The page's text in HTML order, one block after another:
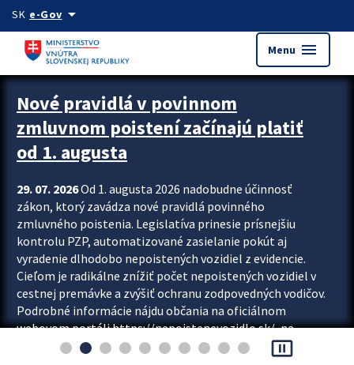
Preskocit na hlavný obsah
SK e-Govarrow_drop_down
Menu menu
Zastavit automatický posun upútavok
Nové pravidlá v povinnom
zmluvnom poistení začínajú platiť
od 1. augusta
29. 07. 2026Od 1. augusta 2026 nadobudne účinnosť
zákon, ktorý zavádza nové pravidlá povinného
zmluvného poistenia. Legislatíva prinesie prísnejšiu
kontrolu PZP, automatizované zasielanie pokút aj
vyradenie dlhodobo nepoistených vozidiel z evidencie.
Cieľom je radikálne znížiť počet nepoistených vozidiel v
cestnej premávke a zvýšiť ochranu zodpovedných vodičov.
Podrobné informácie nájdu občania na oficiálnom
webovom portáli https://nepoistenevozidlo.sk/, na
ktorom od augusta pribudne aj možnosť overiť si...
pause_presentation